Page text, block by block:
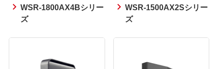
WSR-1800AX4Bシリー
ズ
WSR-1500AX2Sシリー
ズ